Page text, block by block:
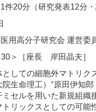
件20分（研究発表12分
用高分子研究会 運営委
30＞［座長 岸田晶夫］
しての細胞外マトリク
院生命理工）°原田伊知
セルを用いた新規組織
トリックスとしての可能